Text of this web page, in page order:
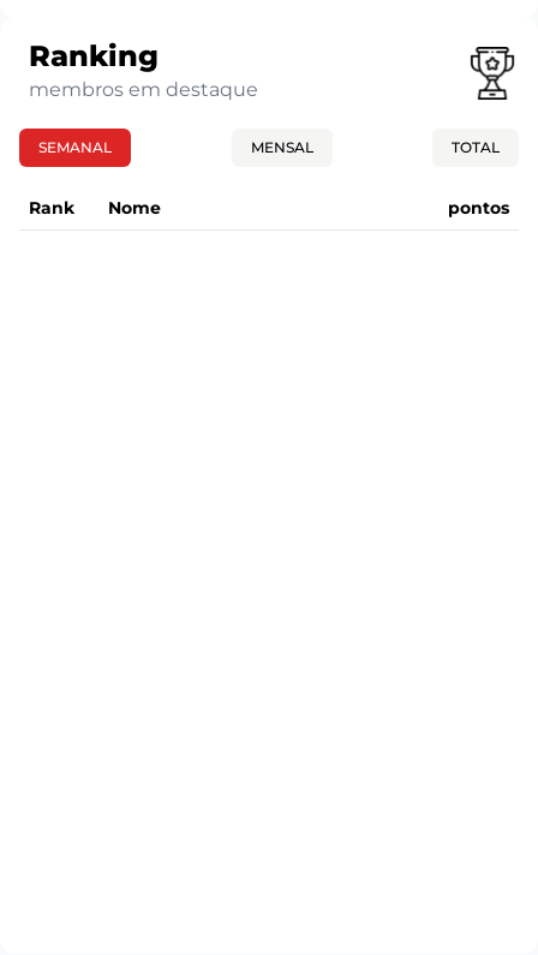
Ranking
membros em destaque
SEMANAL MENSAL TOTAL
Rank Nome pontos